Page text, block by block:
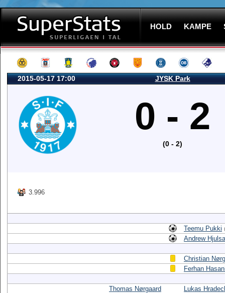
HOLD KAMPE
2015-05-17 17:00 JYSK Park
0 - 2
(0 - 2)
3.996
Teemu Pukki
Andrew
Christian
Ferhan
Thomas Nørgaard
Lukas